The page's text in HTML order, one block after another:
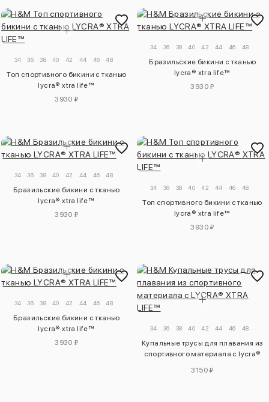
34 36 38 40 42 44 46 48
Топ спортивного бикини с тканью
lycra® xtra life™
3930 ₽
34 36 38 40 42 44 46 48
Бразильские бикини с тканью
lycra® xtra life™
3930 ₽
34 36 38 40 42 44 46 48
Бразильские бикини с тканью
lycra® xtra life™
3930 ₽
34 36 38 40 42 44 46 48
Топ спортивного бикини с тканью
lycra® xtra life™
3930 ₽
34 36 38 40 42 44 46 48
Бразильские бикини с тканью
lycra® xtra life™
3930 ₽
34 36 38 40 42 44 46 48
Купальные трусы для плавания из
спортивного материала с lycra®
3150 ₽